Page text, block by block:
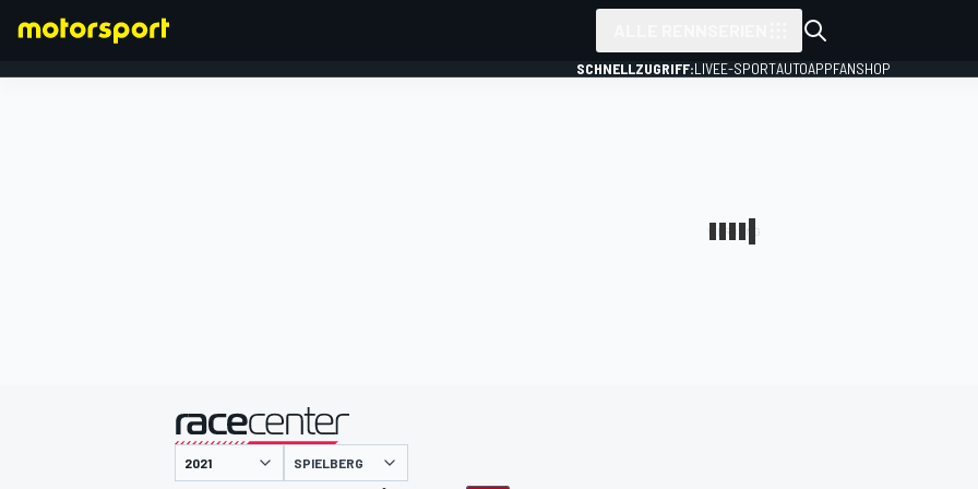
SCHNELLZUGRIFF:LIVEE-SPORTAUTOAPPFANSHOP
SPIELBERG